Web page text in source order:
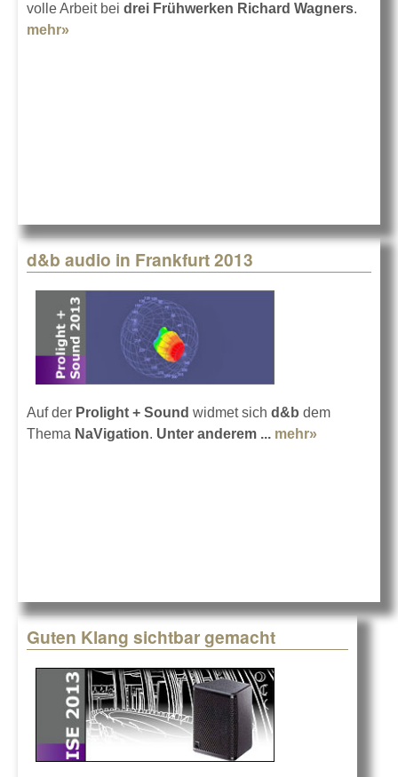
volle Arbeit bei drei Frühwerken Richard Wagners.
mehr»
d&b audio in Frankfurt 2013
Auf der Prolight + Sound widmet sich d&b dem
Thema NaVigation. Unter anderem ... mehr»
Guten Klang sichtbar gemacht